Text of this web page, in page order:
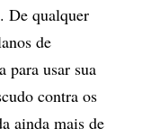
De qualquer
de
para usar sua
contra os
ainda mais de